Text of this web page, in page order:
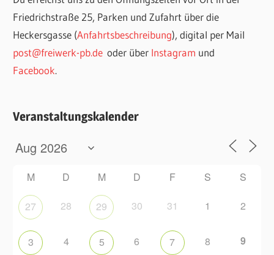
Friedrichstraße 25, Parken und Zufahrt über die
Heckersgasse (Anfahrtsbeschreibung), digital per Mail
post@freiwerk-pb.de oder über Instagram und
Facebook.
Veranstaltungskalender
M D M D F S S
27 28 29 30 31 1 2
3 4 5 6 7 8 9